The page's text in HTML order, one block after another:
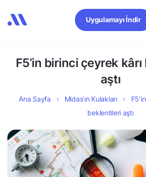
Uygulamayı İndir
F5’in birinci çeyrek
aştı
Ana Sayfa Midas’ın Kulakları
beklentileri aştı